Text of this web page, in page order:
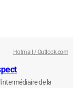
Hotmail / Outlook.com
de la